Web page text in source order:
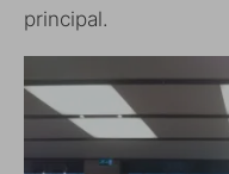
principal.